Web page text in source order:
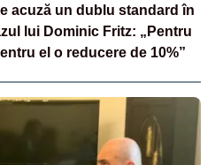
acuză un dublu standard în
lui Dominic Fritz: „Pentru
el o reducere de 10%”